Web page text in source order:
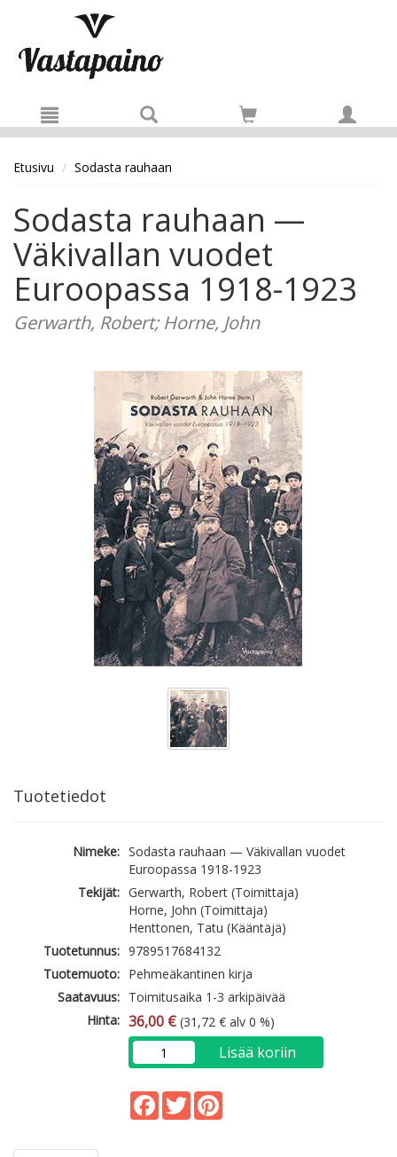
Etusivu Sodasta rauhaan
Sodasta rauhaan —
Väkivallan vuodet
Euroopassa 1918-1923
Gerwarth, Robert; Horne, John
Tuotetiedot
Nimeke: Sodasta rauhaan — Väkivallan vuodet
Euroopassa 1918-1923
Tekijät: Gerwarth, Robert (Toimittaja)
Horne, John (Toimittaja)
Henttonen, Tatu (Kääntäjä)
Tuotetunnus: 9789517684132
Tuotemuoto: Pehmeäkantinen kirja
Saatavuus: Toimitusaika 1-3 arkipäivää
Hinta: 36,00 € (31,72 € alv 0 %)
Lisää koriin
Facebook
Twitter